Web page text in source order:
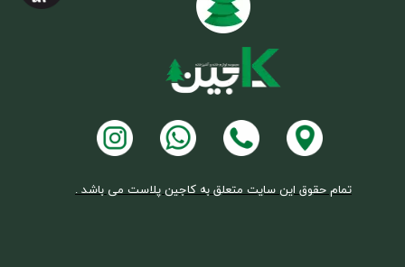
تمام حقوق این سایت متعلق به کاجین پلاست می باشد .